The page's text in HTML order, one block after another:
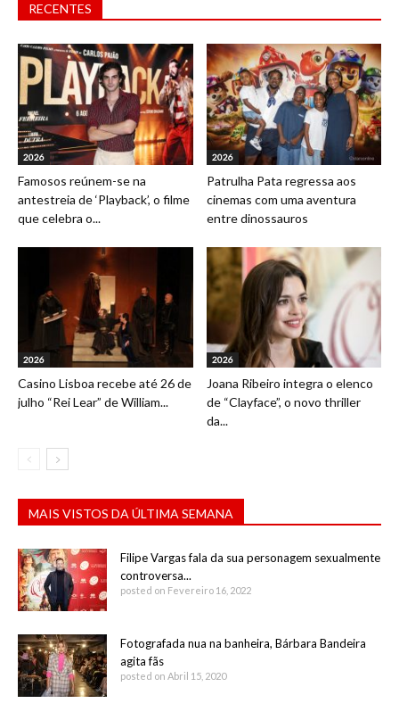
RECENTES
2026
Famosos reúnem-se na
antestreia de ‘Playback’, o filme
que celebra o...
2026
Patrulha Pata regressa aos
cinemas com uma aventura
entre dinossauros
2026
Casino Lisboa recebe até 26 de
julho “Rei Lear” de William...
2026
Joana Ribeiro integra o elenco
de “Clayface”, o novo thriller
da...
MAIS VISTOS DA ÚLTIMA SEMANA
Filipe Vargas fala da sua personagem sexualmente
controversa...
posted on Fevereiro 16, 2022
Fotografada nua na banheira, Bárbara Bandeira
agita fãs
posted on Abril 15, 2020